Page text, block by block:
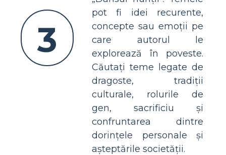
3
pot fi idei recurente,
concepte sau emoții pe
care autorul le
explorează în poveste.
Căutați teme legate de
dragoste, tradiții
culturale, rolurile de
gen, sacrificiu și
confruntarea dintre
dorințele personale și
așteptările societății.